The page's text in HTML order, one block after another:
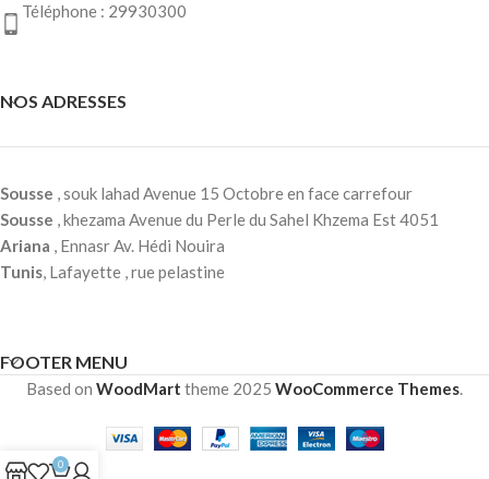
Téléphone : 29930300
NOS ADRESSES
Sousse , souk lahad Avenue 15 Octobre en face carrefour
Sousse , khezama Avenue du Perle du Sahel Khzema Est 4051
Ariana , Ennasr Av. Hédi Nouira
Tunis, Lafayette , rue pelastine
FOOTER MENU
Based on WoodMart theme 2025 WooCommerce Themes.
0